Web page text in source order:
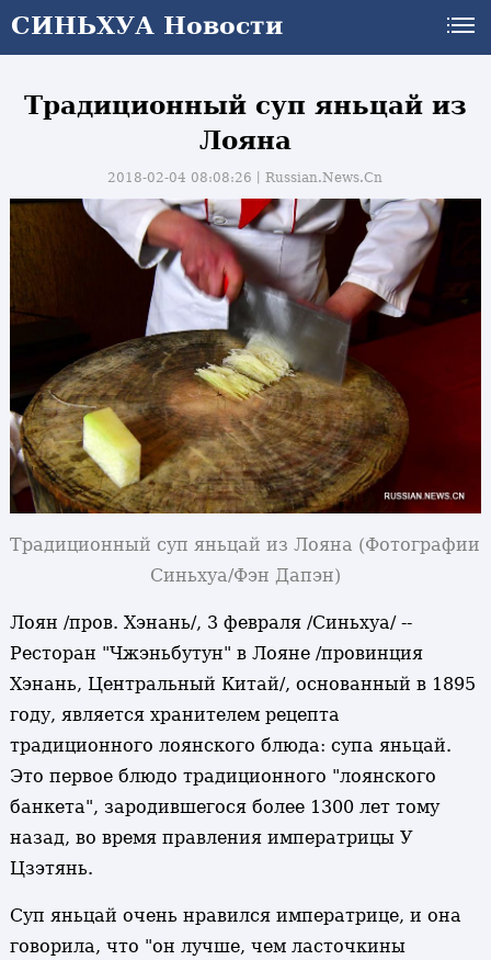
СИНЬХУА Новости
Традиционный суп яньцай из
Лояна
2018-02-04 08:08:26丨Russian.News.Cn
Традиционный суп яньцай из Лояна (Фотографии
Синьхуа/Фэн Дапэн)
Лоян /пров. Хэнань/, 3 февраля /Синьхуа/ --
Ресторан "Чжэньбутун" в Лояне /провинция
Хэнань, Центральный Китай/, основанный в 1895
году, является хранителем рецепта
традиционного лоянского блюда: супа яньцай.
Это первое блюдо традиционного "лоянского
банкета", зародившегося более 1300 лет тому
назад, во время правления императрицы У
Цзэтянь.
Суп яньцай очень нравился императрице, и она
говорила, что "он лучше, чем ласточкины